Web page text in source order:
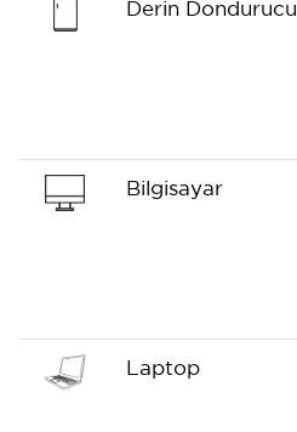
Derin Dondurucu
Bilgisayar
Laptop